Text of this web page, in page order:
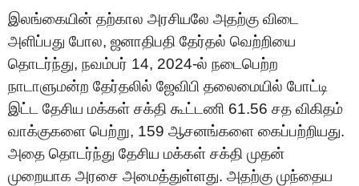
இலங்கையின் தற்கால அரசியலே அதற்கு விடை
அளிப்பது போல, ஜனாதிபதி தேர்தல் வெற்றியை
தொடர்ந்து, நவம்பர் 14, 2024-ல் நடைபெற்ற
நாடாளுமன்ற தேர்தலில் ஜேவிபி தலைமையில் போட்டி
இட்ட தேசிய மக்கள் சக்தி கூட்டணி 61.56 சத விகிதம்
வாக்குகளை பெற்று, 159 ஆசனங்களை கைப்பற்றியது.
அதை தொடர்ந்து தேசிய மக்கள் சக்தி முதன்
முறையாக அரசை அமைத்துள்ளது. அதற்கு முந்தைய